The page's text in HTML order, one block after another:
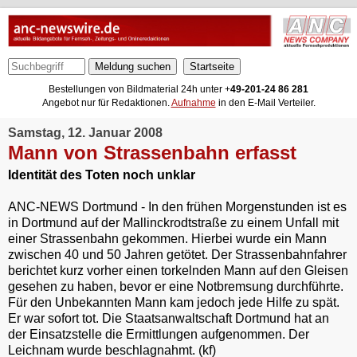
Meldung suchen
Bestellungen von Bildmaterial 24h unter +49-201-24 86 281
Angebot nur für Redaktionen.Aufnahme in den E-Mail Verteiler.
Samstag, 12. Januar 2008
Mann von Strassenbahn erfasst
Identität des Toten noch unklar
ANC-NEWS Dortmund - In den frühen Morgenstunden ist es
in Dortmund auf der Mallinckrodtstraße zu einem Unfall mit
einer Strassenbahn gekommen. Hierbei wurde ein Mann
zwischen 40 und 50 Jahren getötet. Der Strassenbahnfahrer
berichtet kurz vorher einen torkelnden Mann auf den Gleisen
gesehen zu haben, bevor er eine Notbremsung durchführte.
Für den Unbekannten Mann kam jedoch jede Hilfe zu spät.
Er war sofort tot. Die Staatsanwaltschaft Dortmund hat an
der Einsatzstelle die Ermittlungen aufgenommen. Der
Leichnam wurde beschlagnahmt. (kf)